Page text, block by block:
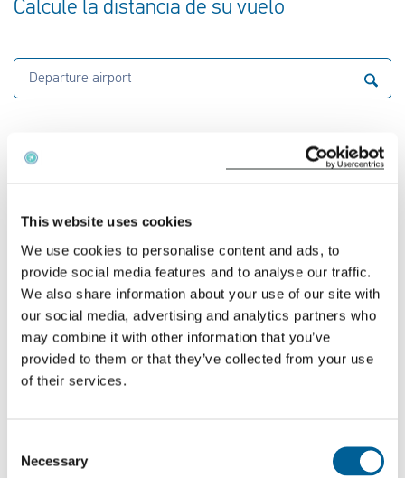
This website uses cookies
We use cookies to personalise content and ads, to
provide social media features and to analyse our traffic.
We also share information about your use of our site with
our social media, advertising and analytics partners who
may combine it with other information that you’ve
provided to them or that they’ve collected from your use
of their services.
Selection
Necessary
Calcule la distancia de su vuelo
Departure airport
Airport of arrival
Calculate the distance
¿Qué indemnización tendrá que pagarle Air Malta?
Si su vuelo cancelado está cubierto por el
Reglamento 261/2004 y tiene derecho a una
indemnización, el importe de la indemnización se
basa en la distancia de su vuelo. Ésta se divide en
Vuelos recientes con Air Malta que experimentaron